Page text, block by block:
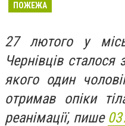
ПОЖЕЖА
27 лютого у
Чернівців сталося
якого один
отримав опіки
реанімації, пише